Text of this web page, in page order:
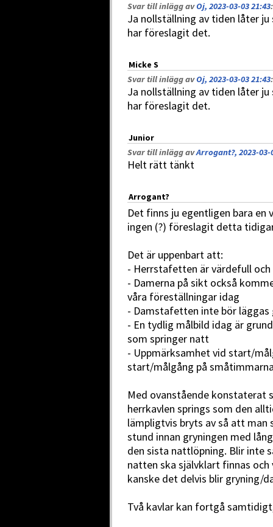
Svar till inlägg avOj, 2023-03-03 21:43:
Ja nollställning av tiden låter
har föreslagit det.
Micke S
Svar till inlägg avOj, 2023-03-03 21:43:
Ja nollställning av tiden låter
har föreslagit det.
Junior
Svar till inlägg avArrogant?, 2023-03-
Helt rätt tänkt
Arrogant?
Det finns ju egentligen bara
ingen (?) föreslagit detta
Det är uppenbart att:
- Herrstafetten är värdefull och
- Damerna på sikt också
våra föreställningar idag
- Damstafetten inte bör
- En tydlig målbild idag är
som springer natt
- Uppmärksamhet vid start/
start/målgång på
Med ovanstående konstaterat
herrkavlen springs som den
lämpligtvis bryts av så att
stund innan gryningen med
den sista nattlöpning. Blir inte
natten ska självklart finnas
kanske det delvis blir gryning/
Två kavlar kan fortgå